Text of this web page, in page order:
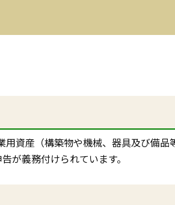
資産（構築物や機械、器具及び備
が義務付けられています。